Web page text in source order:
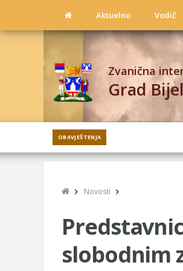
Aktuelno Vodič
Zvanična
Grad
OBAVJEŠTENJA
Novosti
slobodnim